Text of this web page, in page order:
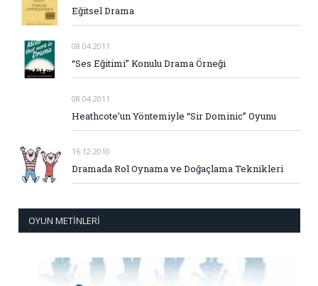
Eğitsel Drama
08.04.2011
“Ses Eğitimi” Konulu Drama Örneği
08.04.2011
Heathcote’un Yöntemiyle “Sir Dominic” Oyunu
16.12.2010
Dramada Rol Oynama ve Doğaçlama Teknikleri
OYUN METINLERI